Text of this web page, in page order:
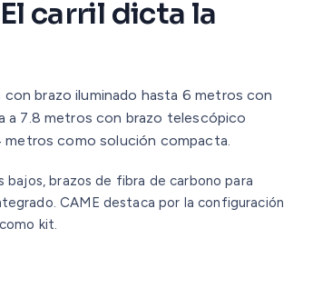
carril dicta la
brazo iluminado hasta 6 metros con
a 7.8 metros con brazo telescópico
metros como solución compacta.
brazos de fibra de carbono para
CAME destaca por la configuración
kit.